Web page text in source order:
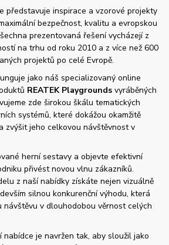
představuje inspirace a vzorové projekty
bezpečnost, kvalitu a evropskou
prezentovaná řešení vycházejí z
na trhu od roku 2010 a z více než 600
projektů po celé Evropě.
jako náš specializovaný online
REATEK Playgrounds vyráběných
zde širokou škálu tematických
systémů, které dokážou okamžitě
zvýšit jeho celkovou návštěvnost v
herní sestavy a objevte efektivní
přivést novou vlnu zákazníků.
z naší nabídky získáte nejen vizuálně
silnou konkurenční výhodu, která
návštěvu v dlouhodobou věrnost celých
nabídce je navržen tak, aby sloužil jako